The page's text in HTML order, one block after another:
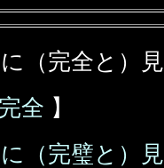
（完全と）
完全 】
（完璧と）